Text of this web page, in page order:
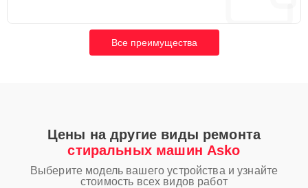
Все преимущества
Цены на другие виды ремонта
стиральных машин Asko
Выберите модель вашего устройства и узнайте
стоимость всех видов работ